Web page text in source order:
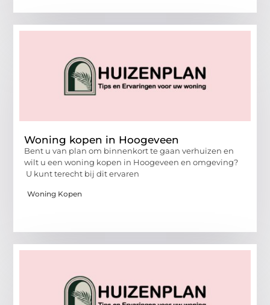
Woning kopen in Hoogeveen
Bent u van plan om binnenkort te gaan verhuizen en
wilt u een woning kopen in Hoogeveen en omgeving?
U kunt terecht bij dit ervaren
Woning Kopen